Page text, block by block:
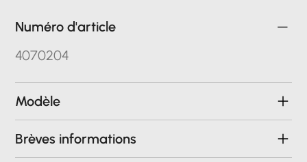
Numéro d'article
4070204
Modèle
Brèves informations